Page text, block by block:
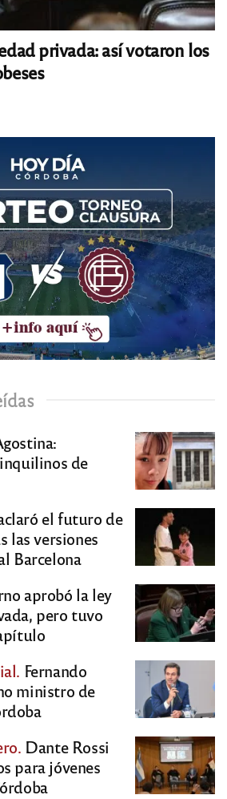
privada: así votaron los
de
el futuro de
las versiones
Barcelona
aprobó la ley
pero tuvo
Fernando
ministro de
Dante Rossi
para jóvenes